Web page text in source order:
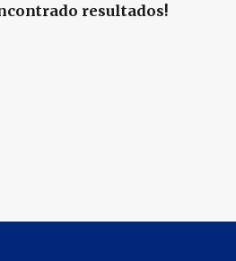
resultados!